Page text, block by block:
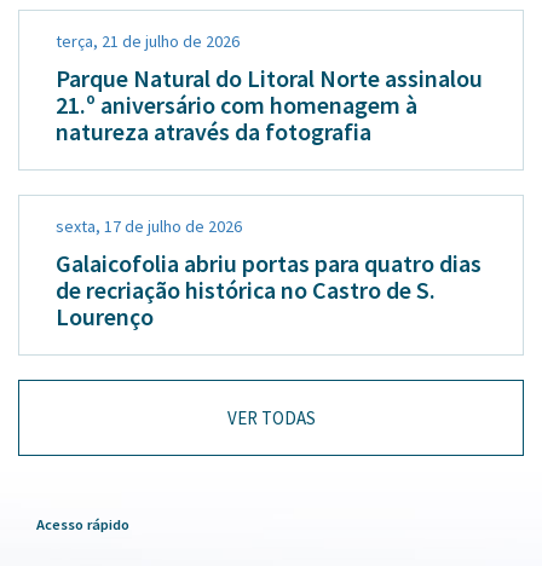
terça, 21 de julho de 2026
Parque Natural do Litoral Norte assinalou
21.º aniversário com homenagem à
natureza através da fotografia
sexta, 17 de julho de 2026
Galaicofolia abriu portas para quatro dias
de recriação histórica no Castro de S.
Lourenço
VER TODAS
Acesso rápido